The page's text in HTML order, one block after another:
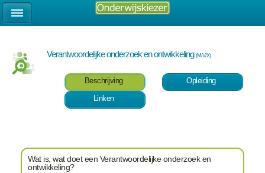
Verantwoordelijke onderzoek en ontwikkeling(M/V/X)
Beschrijving
Opleiding
Linken
Wat is, wat doet een Verantwoordelijke onderzoek en
ontwikkeling?